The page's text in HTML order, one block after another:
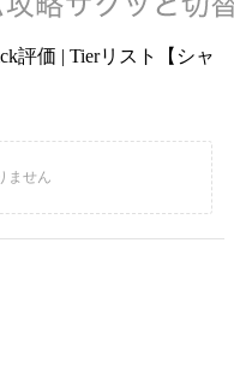
評価 | Tierリスト【シャ